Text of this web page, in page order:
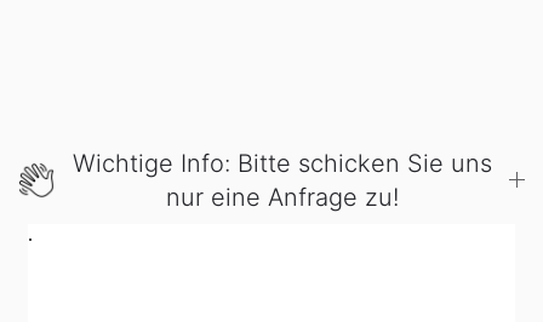
Wichtige Info: Bitte schicken Sie uns
nur eine Anfrage zu!